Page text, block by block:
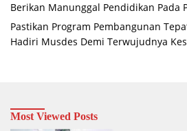
Berikan Manunggal Pendidikan Pada
Pastikan Program Pembangunan
Hadiri Musdes Demi Terwujudnya
Most Viewed Posts